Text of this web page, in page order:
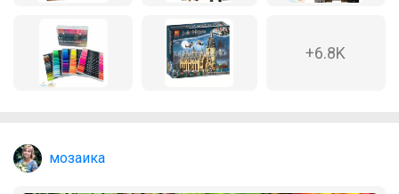
+6.8K
мозаика
РомашкаХ
Трикотажный джемпер-обманка для